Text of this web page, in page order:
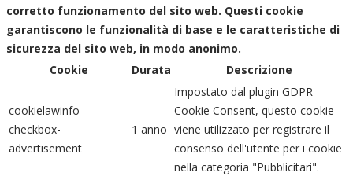
corretto funzionamento del sito web. Questi cookie
garantiscono le funzionalità di base e le caratteristiche di
sicurezza del sito web, in modo anonimo.
Cookie
Durata Descrizione
cookielawinfo-
checkbox-
advertisement
1 anno
Impostato dal plugin GDPR
Cookie Consent, questo cookie
viene utilizzato per registrare il
consenso dell'utente per i cookie
nella categoria "Pubblicitari".